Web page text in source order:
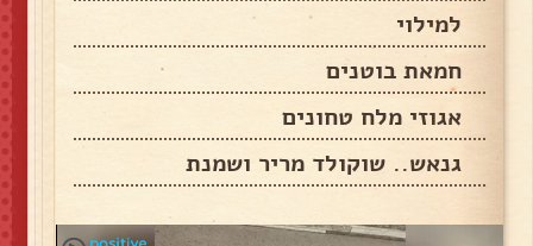
למילוי
חמאת בוטנים
אגוזי מלח טחונים
גנאש.. שוקולד מריר ושמנת